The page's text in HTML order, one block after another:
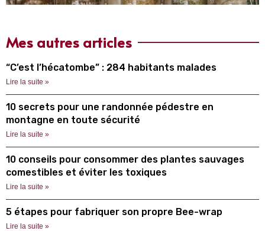
Mes autres articles
“C’est l’hécatombe” : 284 habitants malades
Lire la suite »
10 secrets pour une randonnée pédestre en
montagne en toute sécurité
Lire la suite »
10 conseils pour consommer des plantes sauvages
comestibles et éviter les toxiques
Lire la suite »
5 étapes pour fabriquer son propre Bee-wrap
Lire la suite »